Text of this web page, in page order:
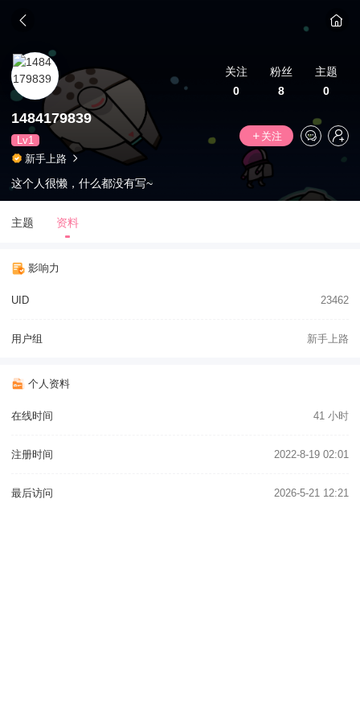
关注
0
粉丝
8
主题
0
1484179839
Lv1
关注
新手上路
这个人很懒，什么都没有写~
主题 资料
影响力
UID 23462
用户组 新手上路
个人资料
在线时间 41 小时
注册时间 2022-8-19 02:01
最后访问 2026-5-21 12:21